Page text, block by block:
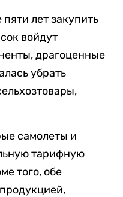
лет закупить
войдут
драгоценные
убрать
самолеты и
тарифную
того, обе